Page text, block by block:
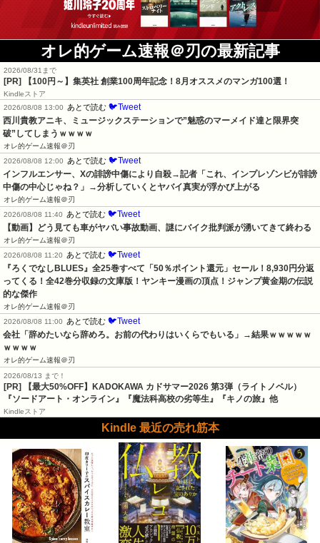
オレ的ゲーム速報＠刃の最新記事
2026/08/31まで
[PR] 【100円～】集英社 創業100周年記念！8月オススメのマンガ100選！
Kindleストア
2026/08/08 13:00
あとで読む 🐦Tweet
西川貴教アニキ、ミュージックステーションで”魅惑のマーメイド達と限界突
破”してしまうｗｗｗｗ
オレ的ゲーム速報＠刃
2026/08/08 12:00
あとで読む 🐦Tweet
インフルエンサー、Xの誹謗中傷により自殺→記者「これ、インプレゾンビが誹謗
中傷の中心じゃね？」→分析していくとヤバイ真実が浮かび上がる
オレ的ゲーム速報＠刃
2026/08/08 11:40
あとで読む 🐦Tweet
【動画】どう見ても車がヤバい事故動画、謎にバイク批判派が湧いてきて終わる
オレ的ゲーム速報＠刃
2026/08/08 11:20
あとで読む 🐦Tweet
『ろくでなしBLUES』全25巻すべて「50％ポイント還元」セール！8,930円分返
ってくる！全42巻分収録の文庫版！ヤンキー漫画の頂点！ジャンプ黄金期の伝説
的な傑作
オレ的ゲーム速報＠刃
2026/08/08 11:00
あとで読む 🐦Tweet
会社「辞めたいなら辞めろ。お前の代わりはいくらでもいる」→結果ｗｗｗｗｗ
ｗｗｗｗ
オレ的ゲーム速報＠刃
2026/08/13 まで！
[PR]
【最大50%OFF】KADOKAWA カドサマー2026 第3弾（ライトノベル）
『ソードアート・オンライン』『魔法科高校の劣等生』『キノの旅』他
Kindleストア
Kindle 最近の売れ筋本